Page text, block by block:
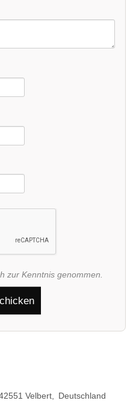
zur Kenntnis genommen.
Velbert
Deutschland